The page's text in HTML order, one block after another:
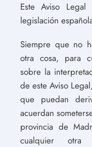
Este Aviso
legislación
Siempre que no
otra cosa, para
sobre la
de este Aviso
que puedan
acuerdan
provincia de
cualquier otra